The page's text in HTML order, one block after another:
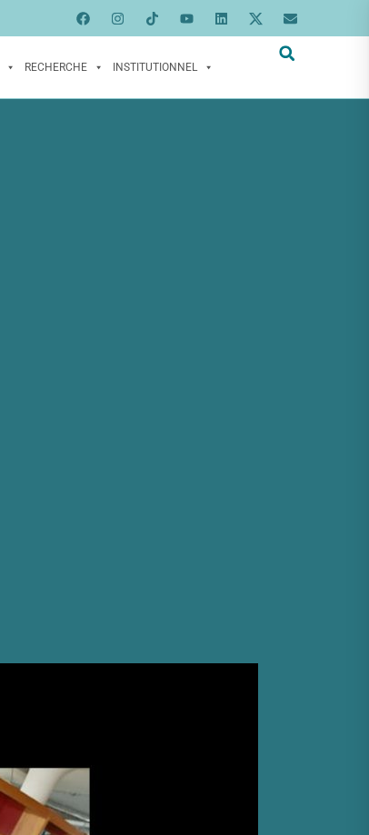
RECHERCHE INSTITUTIONNEL